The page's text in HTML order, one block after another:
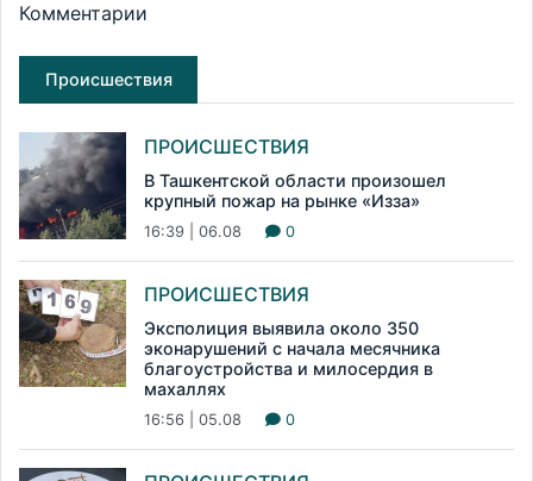
Комментарии
Происшествия
ПРОИСШЕСТВИЯ
В Ташкентской области произошел
крупный пожар на рынке «Изза»
16:39 | 06.08 0
ПРОИСШЕСТВИЯ
Эксполиция выявила около 350
эконарушений с начала месячника
благоустройства и милосердия в
махаллях
16:56 | 05.08 0